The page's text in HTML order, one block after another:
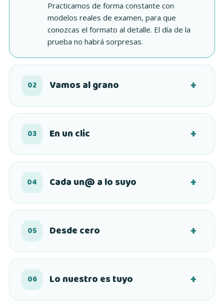
Practicamos de forma constante con
modelos reales de examen, para que
conozcas el formato al detalle. El día de la
prueba no habrá sorpresas.
02 Vamos al grano
03 En un clic
04 Cada un@ a lo suyo
05 Desde cero
06 Lo nuestro es tuyo